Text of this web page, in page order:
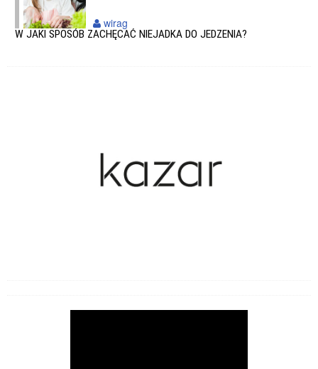
W JAKI SPOSÓB ZACHĘCAĆ NIEJADKA DO JEDZENIA?
wirag